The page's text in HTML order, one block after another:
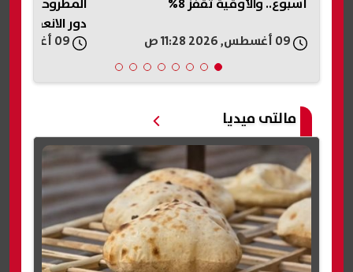
المطروحة على طاولة البرلمان خلال
الأهلي يعدل
خلال معسكره
مالتى ميديا